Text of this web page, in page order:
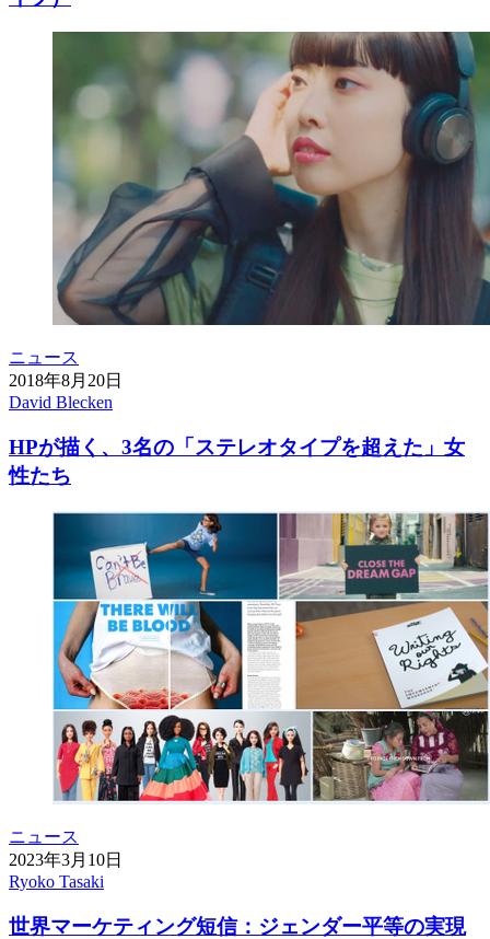
ニュース
2018年8月20日
David Blecken
HPが描く、3名の「ステレオタイプを超えた」女
性たち
ニュース
2023年3月10日
Ryoko Tasaki
世界マーケティング短信：ジェンダー平等の実現